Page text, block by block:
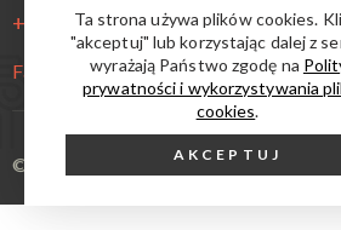
+48 693 976 270
Facebook
© 2026. All Rights Reserved.
Ta strona używa plików cookies.
"akceptuj" lub korzystając dalej z
wyrażają Państwo zgodę na
prywatności i wykorzystywania
cookies.
AKCEPTUJ